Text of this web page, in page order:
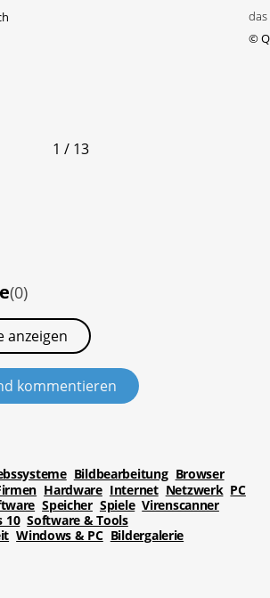
©
1 / 13
(0)
anzeigen
kommentieren
Bildbearbeitung Browser
Hardware Internet Netzwerk PC
Speicher Spiele Virenscanner
10 Software & Tools
Windows & PC Bildergalerie